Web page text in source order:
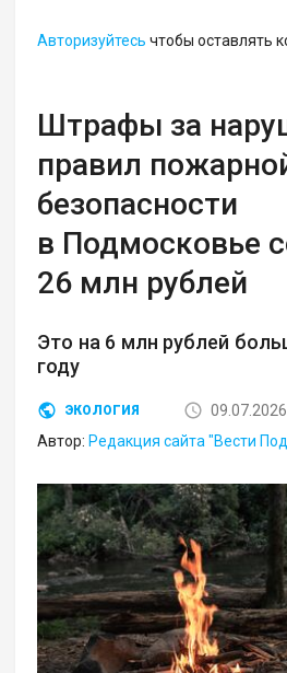
Авторизуйтесь чтобы оставлять
Штрафы за
правил
безопасности
в Подмосковье
26 млн рублей
Это на 6 млн рублей
году
ЭКОЛОГИЯ
Автор: Редакция сайта "Вести